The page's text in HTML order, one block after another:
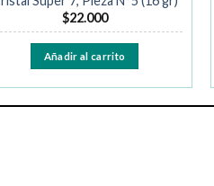
$22.000
Añadir al carrito